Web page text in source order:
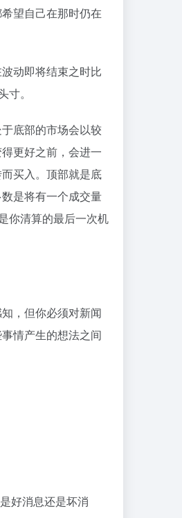
望自己在那时仍在
动即将结束之时比
。
底部的市场会以较
更好之前，会进一
买入。顶部就是底
是将有一个成交量
你清算的最后一次机
，但你必须对新闻
情产生的想法之间
好消息还是坏消